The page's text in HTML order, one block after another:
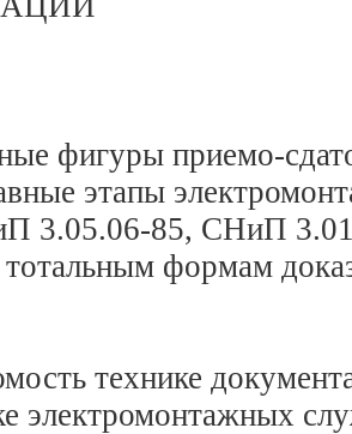
фигуры приемо-
этапы
3.05.06-85, СНиП
формам
технике
электромонтажных